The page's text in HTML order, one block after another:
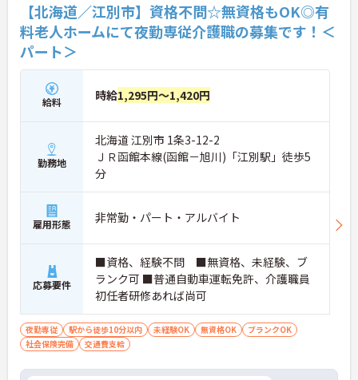
【北海道／江別市】資格不問☆無資格もOK◎有
料老人ホームにて夜勤専従介護職の募集です！＜
パート＞
給料 時給1,295円～1,420円
勤務地
北海道 江別市 1条3-12-2
ＪＲ函館本線(函館－旭川)「江別駅」徒歩5
分
雇用形態 非常勤・パート・アルバイト
応募要件
■資格、経験不問 ■無資格、未経験、ブ
ランク可 ■普通自動車運転免許、介護職員
初任者研修あれば尚可
夜勤専従 駅から徒歩10分以内 未経験OK 無資格OK
ブランクOK
社会保険完備
交通費支給